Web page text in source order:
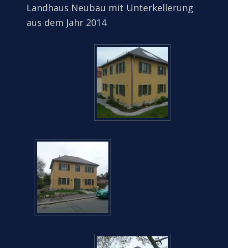
Landhaus Neubau mit Unterkellerung
aus dem Jahr 2014